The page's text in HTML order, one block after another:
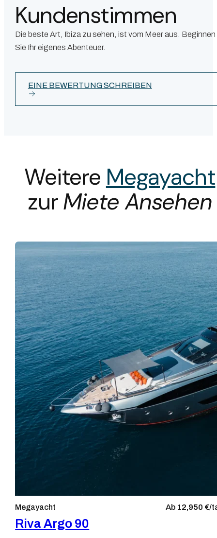
Kundenstimmen
Die beste Art, Ibiza zu sehen, ist vom Meer aus. Beginnen
Sie Ihr eigenes Abenteuer.
EINE BEWERTUNG SCHREIBEN
Weitere Megayacht
zurMiete Ansehen
Megayacht Ab 12,950 €/
Riva Argo 90